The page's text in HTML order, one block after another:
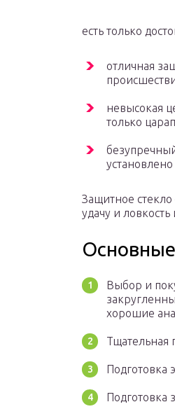
есть только
отличная
невысокая
только
Защитное
удачу и
Выбор и
хорошие
Тщательная
Подготовка
Подготовка